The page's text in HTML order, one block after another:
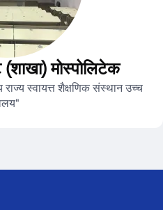
मोस्पोलिटेक
स्वायत्त शैक्षणिक संस्थान उच्च